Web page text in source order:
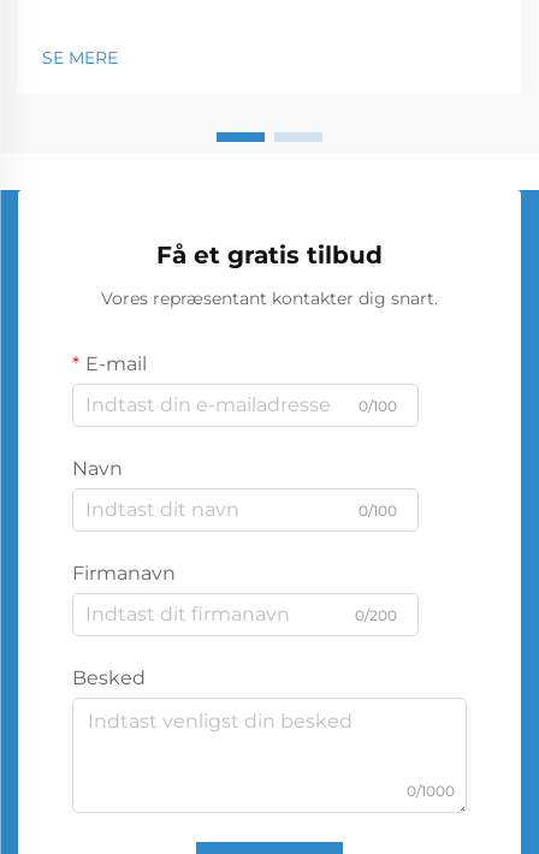
SE MERE
Få et gratis tilbud
Vores repræsentant kontakter dig snart.
E-mail
0/100
Navn
0/100
Firmanavn
0/200
Besked
0/1000